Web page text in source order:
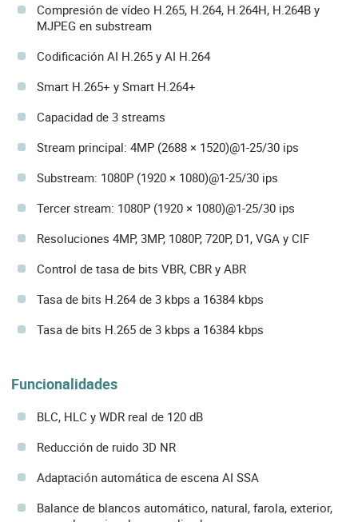
Compresión de vídeo H.265, H.264, H.264H, H.264B y
MJPEG en substream
Codificación AI H.265 y AI H.264
Smart H.265+ y Smart H.264+
Capacidad de 3 streams
Stream principal: 4MP (2688 × 1520)@1-25/30 ips
Substream: 1080P (1920 × 1080)@1-25/30 ips
Tercer stream: 1080P (1920 × 1080)@1-25/30 ips
Resoluciones 4MP, 3MP, 1080P, 720P, D1, VGA y CIF
Control de tasa de bits VBR, CBR y ABR
Tasa de bits H.264 de 3 kbps a 16384 kbps
Tasa de bits H.265 de 3 kbps a 16384 kbps
Funcionalidades
BLC, HLC y WDR real de 120 dB
Reducción de ruido 3D NR
Adaptación automática de escena AI SSA
Balance de blancos automático, natural, farola, exterior,